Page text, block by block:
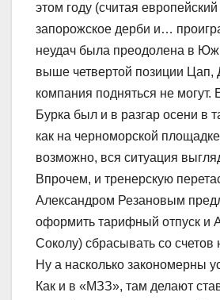
этом году (считая
запорожское дерби и…
неудач была преодолена в
выше четвертой позиции Цап,
компания подняться не могут.
Бурка был и в разгар осени в
как на черноморской
возможно, вся ситуация
Впрочем, и тренерскую
Александром Резановым
оформить тарифный отпуск и
Соколу) сбрасывать со счетов
Ну а насколько закономерны
Как и в «МЗЗ», там делают